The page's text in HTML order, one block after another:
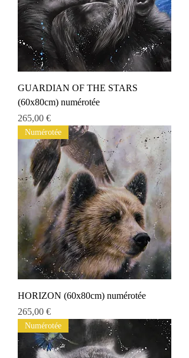
GUARDIAN OF THE STARS
(60x80cm) numérotée
Preis
265,00 €
Numérotée
HORIZON (60x80cm) numérotée
Preis
265,00 €
Numérotée